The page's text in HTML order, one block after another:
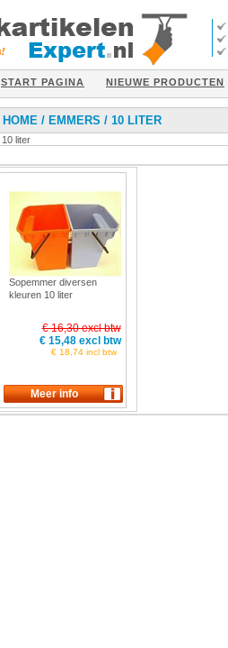
START PAGINA NIEUWE PRODUCTEN
HOME / EMMERS / 10 LITER
10 liter
Sopemmer diversen
kleuren 10 liter
€ 16,30 excl btw
€ 15,48 excl btw
€ 18,74 incl btw